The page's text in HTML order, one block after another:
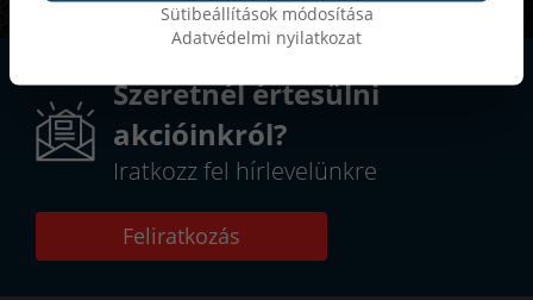
Szeretnél értesülni
akcióinkról?
Iratkozz fel hírlevelünkre
Feliratkozás
Sütibeállítások módosítása
Adatvédelmi nyilatkozat